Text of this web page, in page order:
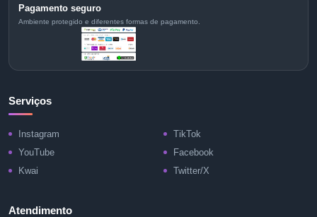
Pagamento seguro
Ambiente protegido e diferentes formas de pagamento.
Serviços
Instagram
TikTok
YouTube
Facebook
Kwai
Twitter/X
Atendimento